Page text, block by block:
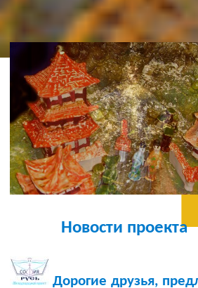
Новости проекта
Дорогие друзья,